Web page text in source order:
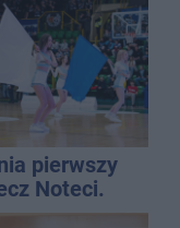
pierwszy
Noteci.
terminarz